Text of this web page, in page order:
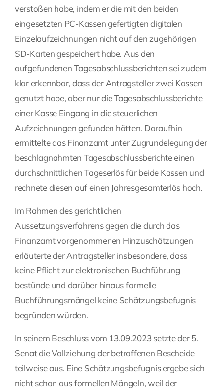
verstoßen habe, indem er die mit den beiden
eingesetzten PC-Kassen gefertigten digitalen
Einzelaufzeichnungen nicht auf den zugehörigen
SD-Karten gespeichert habe. Aus den
aufgefundenen Tagesabschlussberichten sei zudem
klar erkennbar, dass der Antragsteller zwei Kassen
genutzt habe, aber nur die Tagesabschlussberichte
einer Kasse Eingang in die steuerlichen
Aufzeichnungen gefunden hätten. Daraufhin
ermittelte das Finanzamt unter Zugrundelegung der
beschlagnahmten Tagesabschlussberichte einen
durchschnittlichen Tageserlös für beide Kassen und
rechnete diesen auf einen Jahresgesamterlös hoch.
Im Rahmen des gerichtlichen
Aussetzungsverfahrens gegen die durch das
Finanzamt vorgenommenen Hinzuschätzungen
erläuterte der Antragsteller insbesondere, dass
keine Pflicht zur elektronischen Buchführung
bestünde und darüber hinaus formelle
Buchführungsmängel keine Schätzungsbefugnis
begründen würden.
In seinem Beschluss vom 13.09.2023 setzte der 5.
Senat die Vollziehung der betroffenen Bescheide
teilweise aus. Eine Schätzungsbefugnis ergebe sich
nicht schon aus formellen Mängeln, weil der